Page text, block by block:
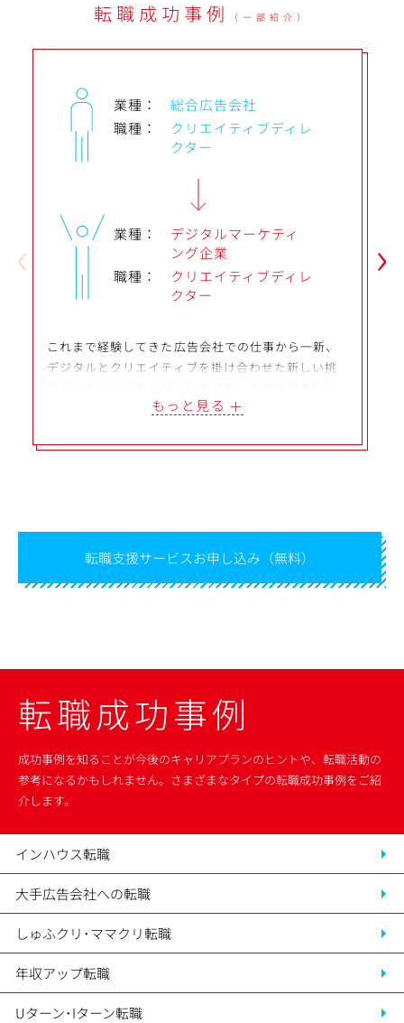
転職成功事例 （一部紹介）
‹
業種：
総合広告会社
職種：
クリエイティブディレ
クター
業種：
デジタルマーケティ
ング企業
職種：
クリエイティブディレ
クター
これまで経験してきた広告会社での仕事から一新、
デジタルとクリエイティブを掛け合わせた新しい挑
していたものの、内定企業の求人を見て、強く興味
を活用して新しい事業を展開しているベンチャー企
会社や大手広告会社、クリエイティブエージェンシ
ー、一般企業、さらには海外での就業など多様な経
力として活躍している。
もっと見る
›
転職支援サービスお申し込み（無料）
転職成功事例
成功事例を知ることが今後のキャリアプランのヒントや、 転職活動の
参考になるかもしれません。 さまざまなタイプの転職成功事例をご紹
介します。
インハウス転職
大手広告会社への転職
しゅふクリ･ママクリ転職
年収アップ転職
Uターン･Iターン転職